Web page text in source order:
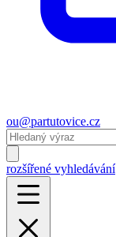
ou@partutovice.cz
rozšířené vyhledávání